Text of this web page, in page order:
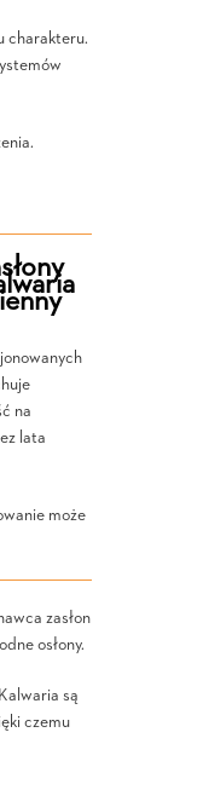
charakteru.
na
lata
może
zasłon
osłony.
są
czemu